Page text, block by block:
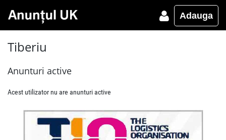
Adauga
Tiberiu
Anunturi active
Acest utilizator nu are anunturi active